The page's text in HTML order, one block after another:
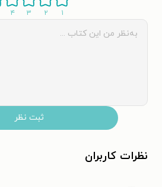
۱ ۲ ۳ ۴
ثبت نظر
نظرات کاربران